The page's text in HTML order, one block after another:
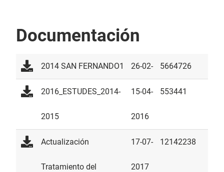
Documentación
2014 SAN FERNANDO1 26-02-
2014
5664726
2016_ESTUDES_2014-
2015
15-04-
2016
553441
Actualización
Tratamiento del
17-07-
2017
12142238